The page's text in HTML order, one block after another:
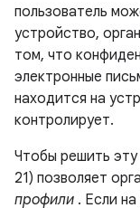
пользователь
устройство,
том, что
электронные
находится на
контролирует.
Чтобы решить
21) позволяет
профили . Если